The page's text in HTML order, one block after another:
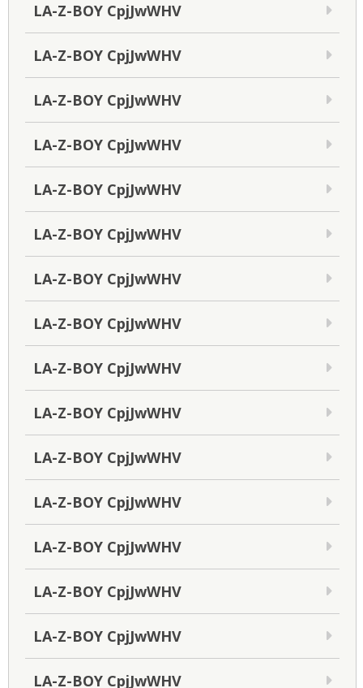
LA-Z-BOY CpjJwWHV
LA-Z-BOY CpjJwWHV
LA-Z-BOY CpjJwWHV
LA-Z-BOY CpjJwWHV
LA-Z-BOY CpjJwWHV
LA-Z-BOY CpjJwWHV
LA-Z-BOY CpjJwWHV
LA-Z-BOY CpjJwWHV
LA-Z-BOY CpjJwWHV
LA-Z-BOY CpjJwWHV
LA-Z-BOY CpjJwWHV
LA-Z-BOY CpjJwWHV
LA-Z-BOY CpjJwWHV
LA-Z-BOY CpjJwWHV
LA-Z-BOY CpjJwWHV
LA-Z-BOY CpjJwWHV